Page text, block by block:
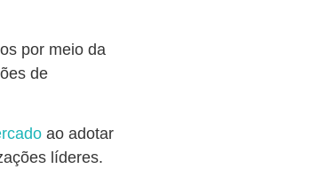
por meio da
de
ao adotar
líderes.